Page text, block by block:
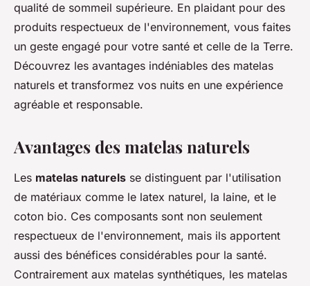
qualité de sommeil supérieure. En plaidant pour des
produits respectueux de l'environnement, vous faites
un geste engagé pour votre santé et celle de la Terre.
Découvrez les avantages indéniables des matelas
naturels et transformez vos nuits en une expérience
agréable et responsable.
Avantages des matelas naturels
Les matelas naturels se distinguent par l'utilisation
de matériaux comme le latex naturel, la laine, et le
coton bio. Ces composants sont non seulement
respectueux de l'environnement, mais ils apportent
aussi des bénéfices considérables pour la santé.
Contrairement aux matelas synthétiques, les matelas